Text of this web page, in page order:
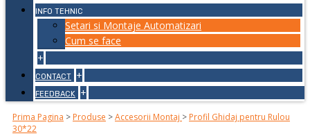
INFO TEHNIC
Setari si Montaje Automatizari
Cum se face
+
CONTACT +
FEEDBACK +
Prima Pagina > Produse >Accesorii Montaj > Profil Ghidaj pentru Rulou
30*22